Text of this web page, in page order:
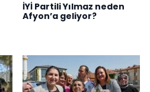
İYİ Partili Yılmaz neden
Afyon’a geliyor?